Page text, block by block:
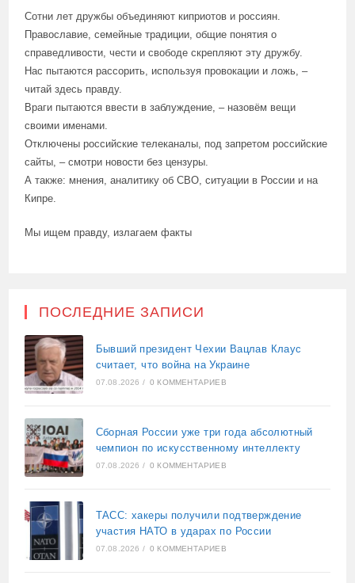
Сотни лет дружбы объединяют киприотов и россиян.
Православие, семейные традиции, общие понятия о
справедливости, чести и свободе скрепляют эту дружбу.
Нас пытаются рассорить, используя провокации и ложь, –
читай здесь правду.
Враги пытаются ввести в заблуждение, – назовём вещи
своими именами.
Отключены российские телеканалы, под запретом российские
сайты, – смотри новости без цензуры.
А также: мнения, аналитику об СВО, ситуации в России и на
Кипре.
Мы ищем правду, излагаем факты
ПОСЛЕДНИЕ ЗАПИСИ
Бывший президент Чехии Вацлав Клаус
считает, что война на Украине
07.08.2026 / 0 КОММЕНТАРИЕВ
Сборная России уже три года абсолютный
чемпион по искусственному интеллекту
07.08.2026 / 0 КОММЕНТАРИЕВ
ТАСС: хакеры получили подтверждение
участия НАТО в ударах по России
07.08.2026 / 0 КОММЕНТАРИЕВ